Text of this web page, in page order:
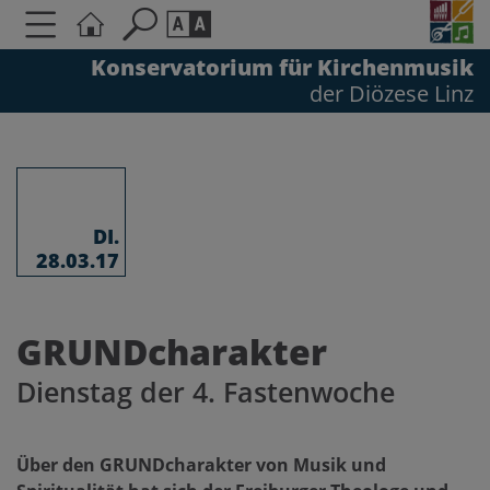
Konservatorium für Kirchenmusik
der Diözese Linz
Schriftgröße
AA
A A A A A
DI.
28.03.17
GRUNDcharakter
Dienstag der 4. Fastenwoche
Über den GRUNDcharakter von Musik und